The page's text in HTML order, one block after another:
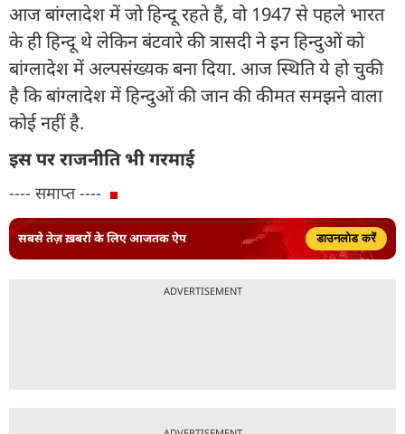
आज बांग्लादेश में जो हिन्दू रहते हैं, वो 1947 से पहले भारत
के ही हिन्दू थे लेकिन बंटवारे की त्रासदी ने इन हिन्दुओं को
बांग्लादेश में अल्पसंख्यक बना दिया. आज स्थिति ये हो चुकी
है कि बांग्लादेश में हिन्दुओं की जान की कीमत समझने वाला
कोई नहीं है.
इस पर राजनीति भी गरमाई
---- समाप्त ----
सबसे तेज़ ख़बरों के लिए आजतक ऐप डाउनलोड करें
ADVERTISEMENT